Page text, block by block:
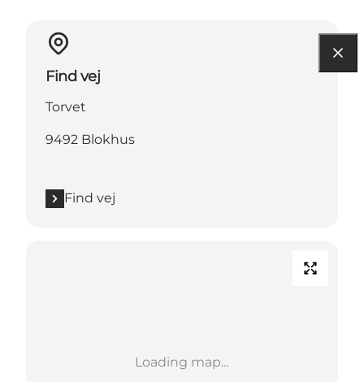
Find vej
Torvet
9492 Blokhus
Find vej
Loading map...